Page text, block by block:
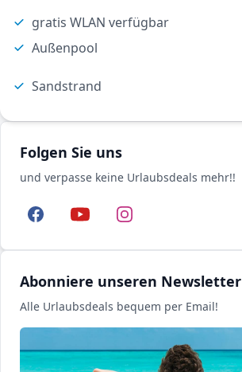
gratis WLAN verfügbar
Außenpool
Sandstrand
Folgen Sie uns
und verpasse keine Urlaubsdeals mehr!!
FacebookYouTubeInstagram
Abonniere unseren Newsletter
Alle Urlaubsdeals bequem per Email!